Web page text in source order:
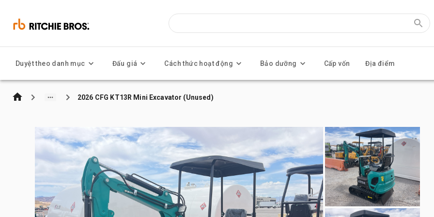
Duyệt theo danh mục Đấu giá Cách thức hoạt động Bảo dưỡng Cấp vốn Địa điểm
2026 CFG KT13R Mini Excavator (Unused)